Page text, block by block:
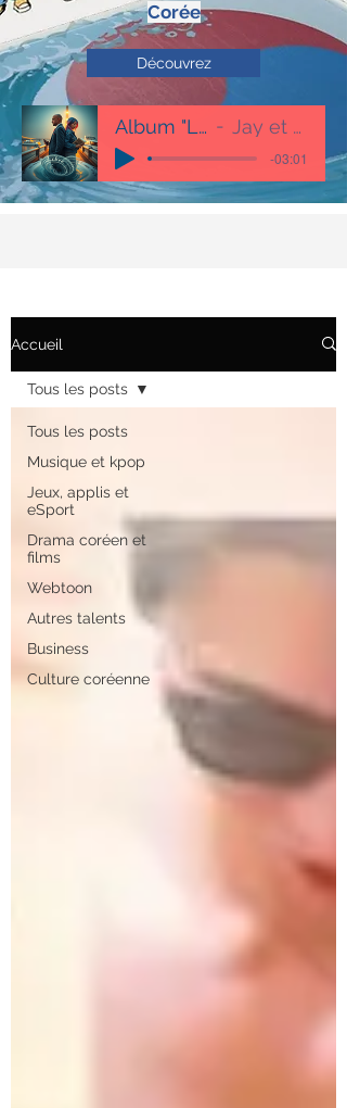
Corée
Découvrez
Album "Libre" Jay et Ludo
-03:01
Accueil
Tous les posts
Musique et kpop
Jeux, applis et
eSport
Drama coréen et
films
Webtoon
Autres talents
Business
Culture coréenne
Tous les posts